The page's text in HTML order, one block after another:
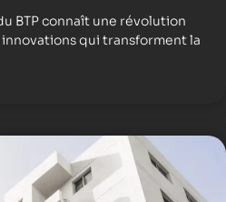
BTP connaît une révolution
qui transforment la